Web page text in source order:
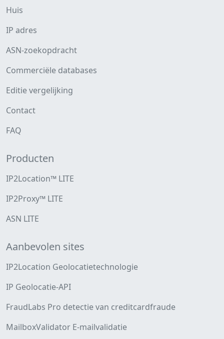
Huis
IP adres
ASN-zoekopdracht
Commerciële databases
Editie vergelijking
Contact
FAQ
Producten
IP2Location™ LITE
IP2Proxy™ LITE
ASN LITE
Aanbevolen sites
IP2Location Geolocatietechnologie
IP Geolocatie-API
FraudLabs Pro detectie van creditcardfraude
MailboxValidator E-mailvalidatie